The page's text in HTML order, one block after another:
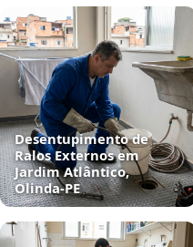
Desentupimento de
Ralos Externos em
Jardim Atlântico,
Olinda‑PE